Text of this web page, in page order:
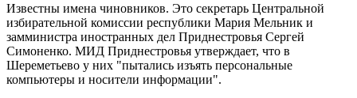
Известны имена чиновников. Это секретарь Центральной
избирательной комиссии республики Мария Мельник и
замминистра иностранных дел Приднестровья Сергей
Симоненко. МИД Приднестровья утверждает, что в
Шереметьево у них "пытались изъять персональные
компьютеры и носители информации".